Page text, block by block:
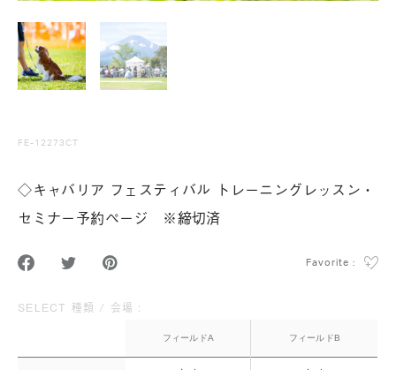
FE-12273CT
◇キャバリア フェスティバル トレーニングレッスン・
セミナー予約ページ ※締切済
Favorite :
SELECT 種類 / 会場 :
フィールドA フィールドB